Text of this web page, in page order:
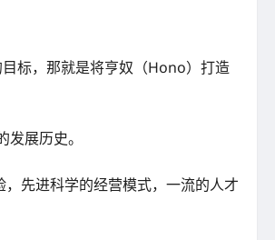
标，那就是将亨奴（Hono）打造
展历史。
先进科学的经营模式，一流的人才